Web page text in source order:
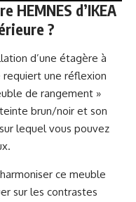
HEMNES d’IKEA
?
d’une étagère à
requiert une réflexion
de rangement »
teinte brun/noir et son
lequel vous pouvez
ce meuble
sur les contrastes